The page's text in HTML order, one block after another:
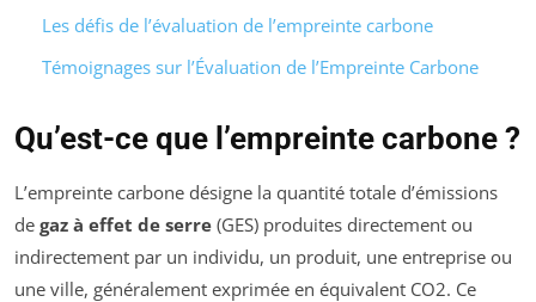
Les défis de l’évaluation de l’empreinte carbone
Témoignages sur l’Évaluation de l’Empreinte Carbone
Qu’est-ce que l’empreinte carbone ?
L’empreinte carbone désigne la quantité totale d’émissions
de gaz à effet de serre (GES) produites directement ou
indirectement par un individu, un produit, une entreprise ou
une ville, généralement exprimée en équivalent CO2. Ce